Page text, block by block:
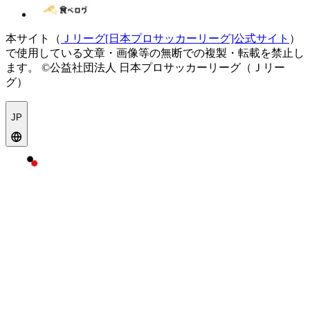
本サイト（ Ｊリーグ[日本プロサッカーリーグ]公式サイト ）
で使用している文章・画像等の無断での複製・転載を禁止し
ます。
©公益社団法人 日本プロサッカーリーグ（Ｊリー
グ）
JP